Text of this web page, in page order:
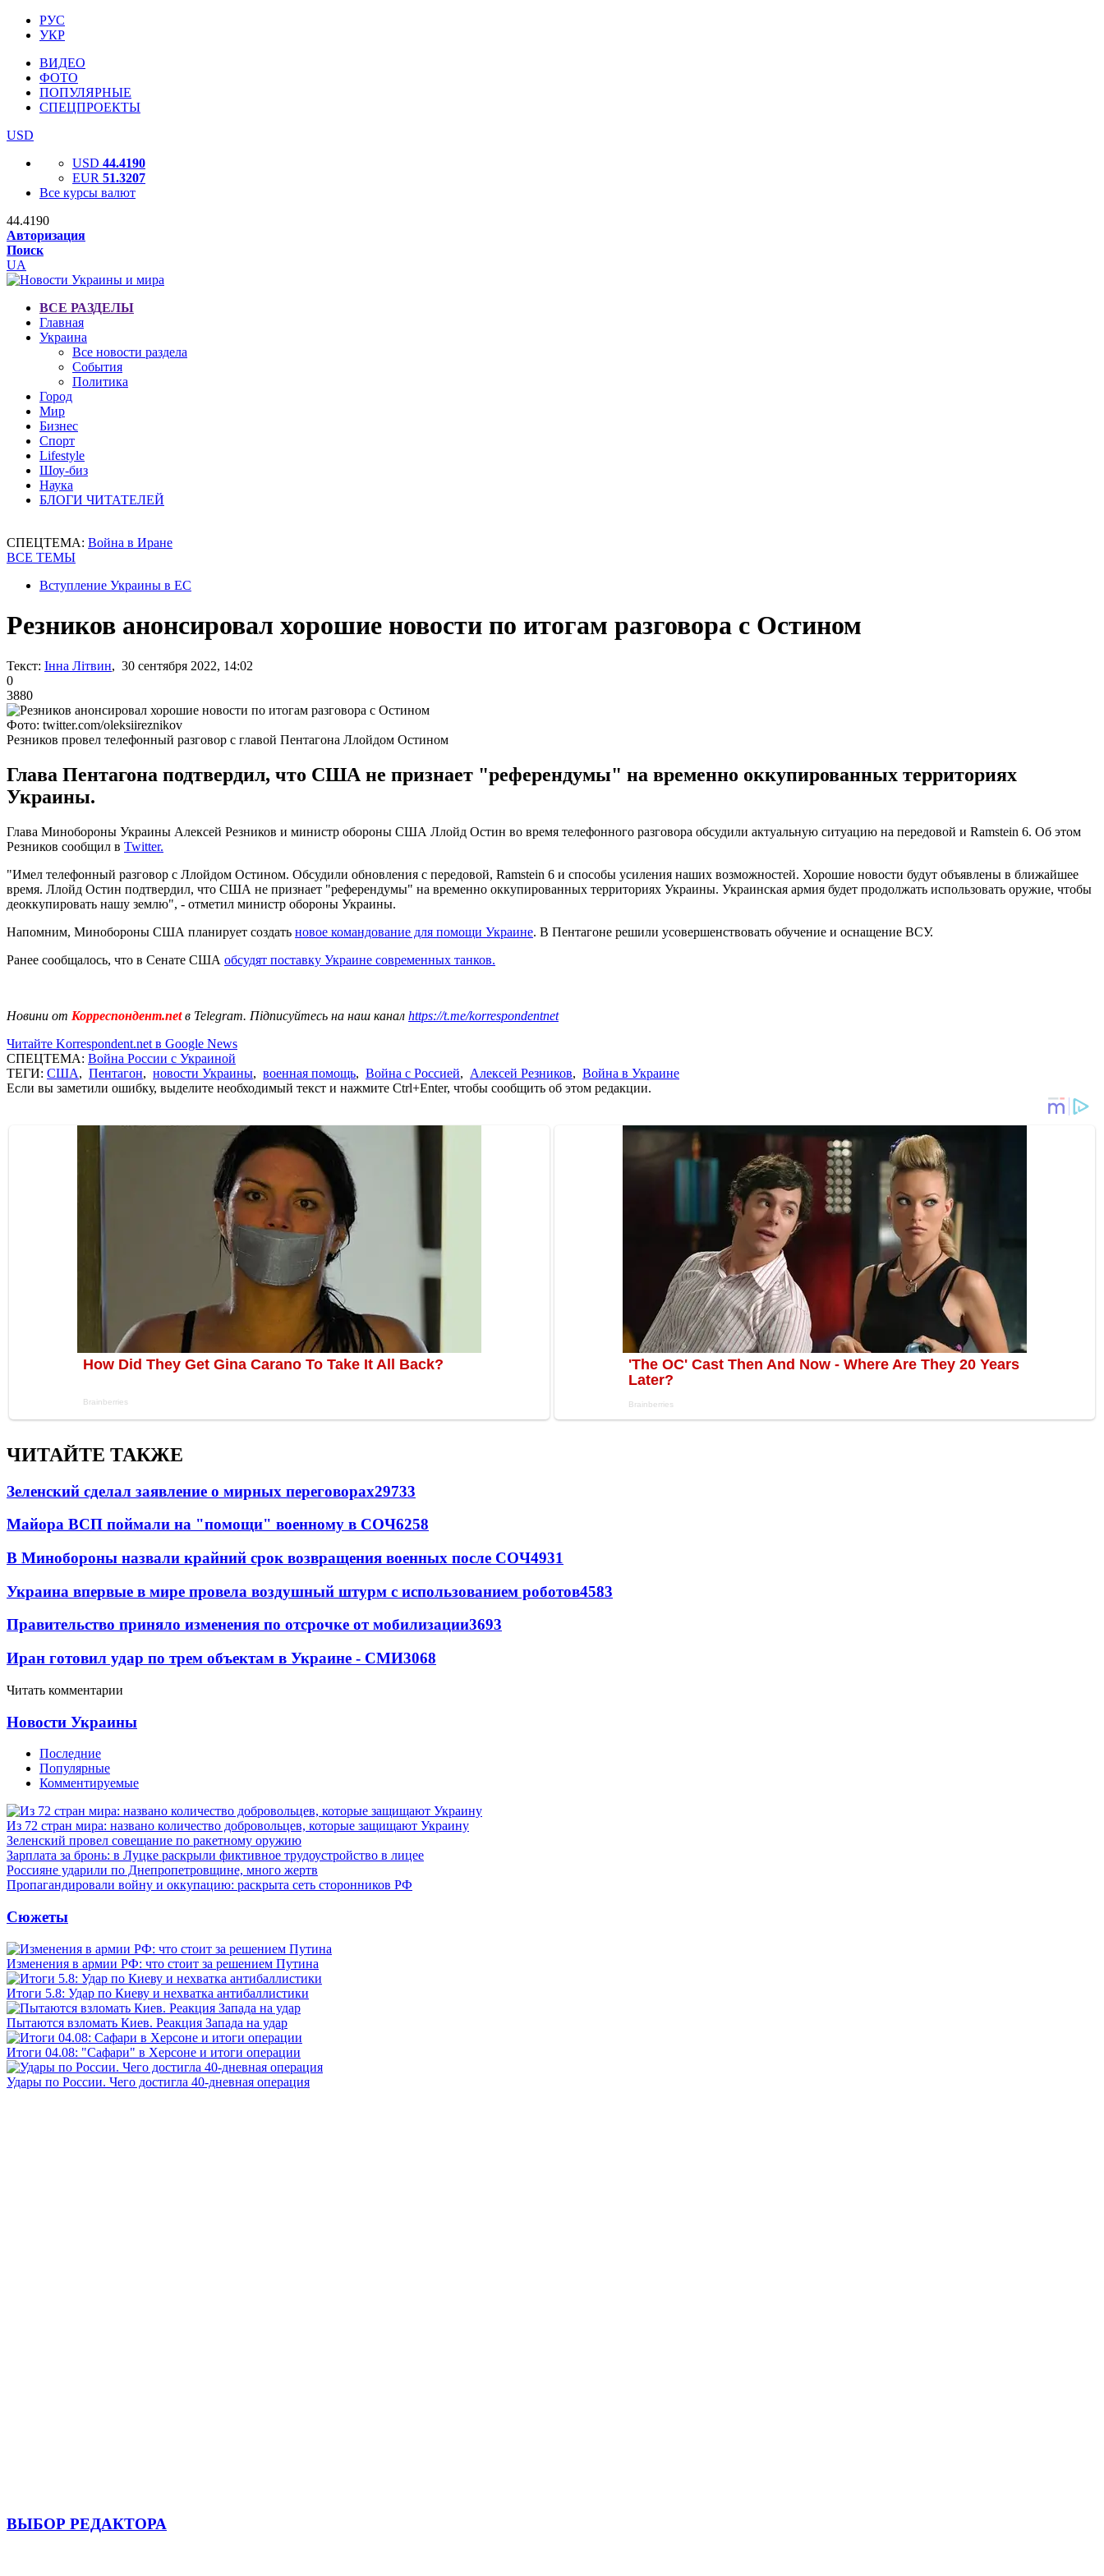
РУС
УКР
ВИДЕО
ФОТО
ПОПУЛЯРНЫЕ
СПЕЦПРОЕКТЫ
USD
USD 44.4190
EUR 51.3207
Все курсы валют
44.4190
Авторизация
Поиск
UA
ВСЕ РАЗДЕЛЫ
Главная
Украина
Все новости раздела
События
Политика
Город
Мир
Бизнес
Спорт
Lifestyle
Шоу-биз
Наука
БЛОГИ ЧИТАТЕЛЕЙ
СПЕЦТЕМА: Война в Иране
ВСЕ ТЕМЫ
Вступление Украины в ЕС
Резников анонсировал хорошие новости по итогам разговора с Остином
Текст: Інна Літвин, 30 сентября 2022, 14:02
0
3880
Фото: twitter.com/oleksiireznikov
Резников провел телефонный разговор с главой Пентагона Ллойдом Остином
Глава Пентагона подтвердил, что США не признает "референдумы" на временно оккупированных территориях
Украины.
Глава Минобороны Украины Алексей Резников и министр обороны США Ллойд Остин во время телефонного разговора обсудили актуальную ситуацию на передовой и Ramstein 6. Об этом
Резников сообщил в Twitter.
"Имел телефонный разговор с Ллойдом Остином. Обсудили обновления с передовой, Ramstein 6 и способы усиления наших возможностей. Хорошие новости будут объявлены в ближайшее
время. Ллойд Остин подтвердил, что США не признает "референдумы" на временно оккупированных территориях Украины. Украинская армия будет продолжать использовать оружие, чтобы
деоккупировать нашу землю", - отметил министр обороны Украины.
Напомним, Минобороны США планирует создать новое командование для помощи Украине. В Пентагоне решили усовершенствовать обучение и оснащение ВСУ.
Ранее сообщалось, что в Сенате США обсудят поставку Украине современных танков.
Новини от Корреспондент.netв Telegram. Підписуйтесь на наш канал https://t.me/korrespondentnet
Читайте Korrespondent.net в Google News
СПЕЦТЕМА: Война России с Украиной
ТЕГИ: США, Пентагон, новости Украины, военная помощь, Война с Россией, Алексей Резников, Война в Украине
Если вы заметили ошибку, выделите необходимый текст и нажмите Ctrl+Enter, чтобы сообщить об этом редакции.
ЧИТАЙТЕ ТАКЖЕ
Зеленский сделал заявление о мирных переговорах29733
Майора ВСП поймали на "помощи" военному в СОЧ6258
В Минобороны назвали крайний срок возвращения военных после СОЧ4931
Украина впервые в мире провела воздушный штурм с использованием роботов4583
Правительство приняло изменения по отсрочке от мобилизации3693
Иран готовил удар по трем объектам в Украине - СМИ3068
Читать комментарии
Новости Украины
Последние
Популярные
Комментируемые
Из 72 стран мира: названо количество добровольцев, которые защищают Украину
Зеленский провел совещание по ракетному оружию
Зарплата за бронь: в Луцке раскрыли фиктивное трудоустройство в лицее
Россияне ударили по Днепропетровщине, много жертв
Пропагандировали войну и оккупацию: раскрыта сеть сторонников РФ
Сюжеты
Изменения в армии РФ: что стоит за решением Путина
Итоги 5.8: Удар по Киеву и нехватка антибаллистики
Пытаются взломать Киев. Реакция Запада на удар
Итоги 04.08: "Сафари" в Херсоне и итоги операции
Удары по России. Чего достигла 40-дневная операция
ВЫБОР РЕДАКТОРА